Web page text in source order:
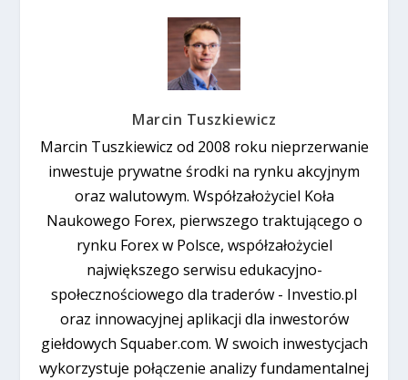
Marcin Tuszkiewicz
Marcin Tuszkiewicz od 2008 roku nieprzerwanie
inwestuje prywatne środki na rynku akcyjnym
oraz walutowym. Współzałożyciel Koła
Naukowego Forex, pierwszego traktującego o
rynku Forex w Polsce, współzałożyciel
największego serwisu edukacyjno-
społecznościowego dla traderów - Investio.pl
oraz innowacyjnej aplikacji dla inwestorów
giełdowych Squaber.com. W swoich inwestycjach
wykorzystuje połączenie analizy fundamentalnej